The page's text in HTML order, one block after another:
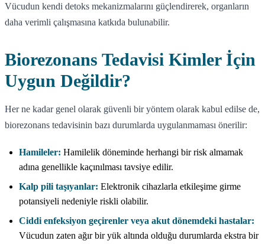
Vücudun kendi detoks mekanizmalarını güçlendirerek, organların
daha verimli çalışmasına katkıda bulunabilir.
Biorezonans Tedavisi Kimler İçin
Uygun Değildir?
Her ne kadar genel olarak güvenli bir yöntem olarak kabul edilse de,
biorezonans tedavisinin bazı durumlarda uygulanmaması önerilir:
Hamileler: Hamilelik döneminde herhangi bir risk almamak
adına genellikle kaçınılması tavsiye edilir.
Kalp pili taşıyanlar: Elektronik cihazlarla etkileşime girme
potansiyeli nedeniyle riskli olabilir.
Ciddi enfeksiyon geçirenler veya akut dönemdeki hastalar:
Vücudun zaten ağır bir yük altında olduğu durumlarda ekstra bir